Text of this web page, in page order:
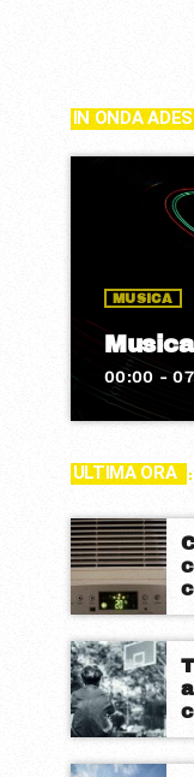
IN ONDA
MUSICA
00:00 -
ULTIMA ORA